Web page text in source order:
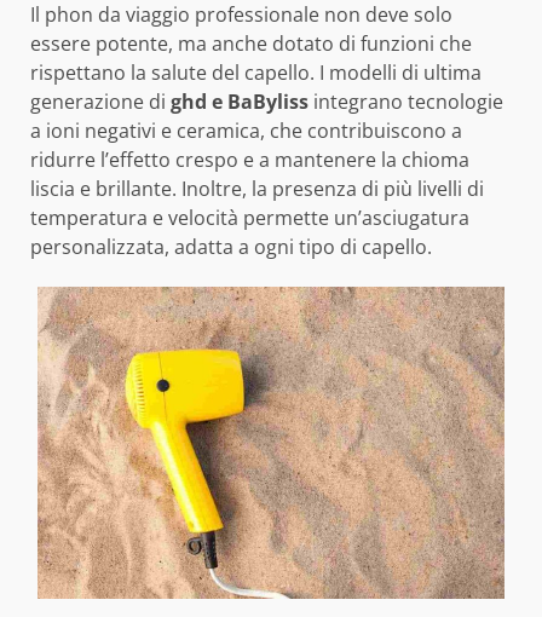
Il phon da viaggio professionale non deve solo
essere potente, ma anche dotato di funzioni che
rispettano la salute del capello. I modelli di ultima
generazione di ghd e BaByliss integrano tecnologie
a ioni negativi e ceramica, che contribuiscono a
ridurre l’effetto crespo e a mantenere la chioma
liscia e brillante. Inoltre, la presenza di più livelli di
temperatura e velocità permette un’asciugatura
personalizzata, adatta a ogni tipo di capello.